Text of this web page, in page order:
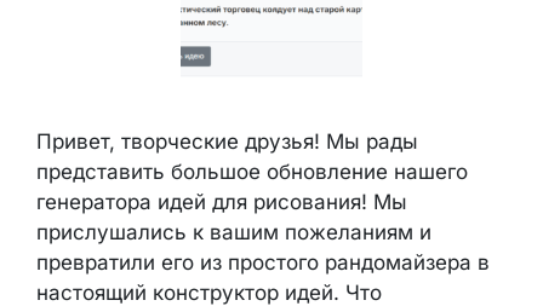
Привет, творческие друзья! Мы рады
представить большое обновление нашего
генератора идей для рисования! Мы
прислушались к вашим пожеланиям и
превратили его из простого рандомайзера в
настоящий конструктор идей. Что